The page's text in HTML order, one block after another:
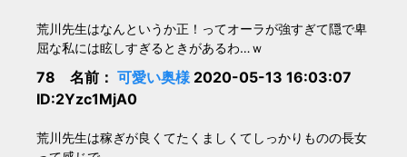
荒川先生はなんというか正！ってオーラが強すぎて隠で卑
屈な私には眩しすぎるときがあるわ…ｗ
78 名前： 可愛い奥様2020-05-13 16:03:07
ID:2Yzc1MjA0
荒川先生は稼ぎが良くてたくましくてしっかりものの長女